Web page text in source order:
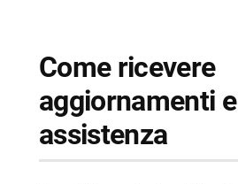
Come ricevere
aggiornamenti e
assistenza